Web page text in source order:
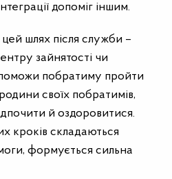
допоміг іншим.
шлях після служби –
зайнятості чи
побратиму пройти
своїх побратимів,
й оздоровитися.
кроків складаються
формується сильна